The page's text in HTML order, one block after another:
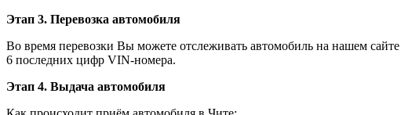
Этап 3. Перевозка автомобиля
Во время перевозки Вы можете отслеживать автомобиль на нашем
6 последних цифр VIN-номера.
Этап 4. Выдача автомобиля